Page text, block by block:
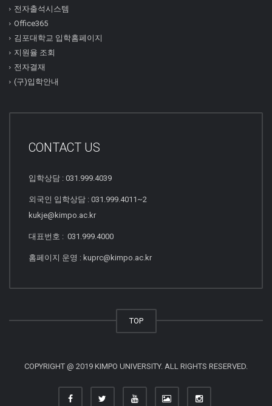
전자출석시스템
Office365
김포대학교 입학홈페이지
지원율 조회
전자결재
(구)입학안내
CONTACT US
입학상담 : 031.999.4039
외국인 입학상담 : 031.999.4011~2
kukje@kimpo.ac.kr
대표번호 : 031.999.4000
홈페이지 운영 : kuprc@kimpo.ac.kr
TOP
COPYRIGHT @ 2019 KIMPO UNIVERSITY. ALL RIGHTS RESERVED.